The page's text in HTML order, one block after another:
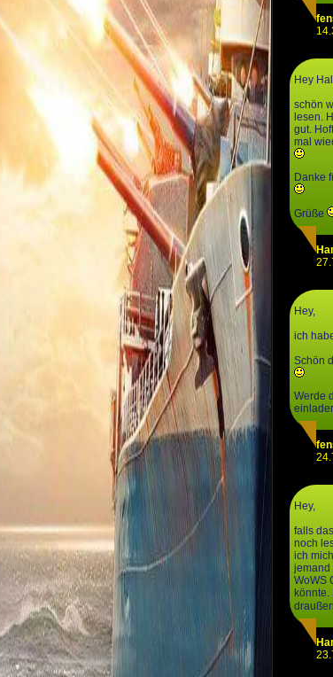
Hey
schön
lesen.
gut.
mal
Danke
Grüße
Hey,
ich
Schön
Werde
Hey,
falls
noch
ich
jemand
WoWS